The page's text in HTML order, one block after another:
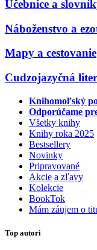
Učebnice a
Náboženstvo a
Mapy a cestovanie
Cudzojazyčná
Knihomoľský
Odporúčame
Všetky knihy
Knihy roka 2025
Bestsellery
Novinky
Pripravované
Akcie a zľavy
Kolekcie
BookTok
Mám záujem o
Top autori